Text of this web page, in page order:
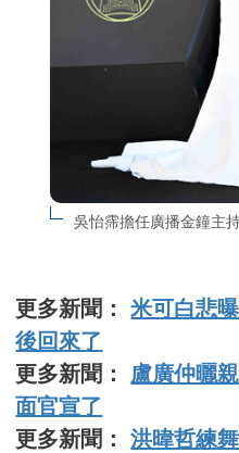
吳怡霈擔任廣播金鐘主
更多新聞：米可白悲
後回來了
更多新聞： 盧廣仲曬
面官宣了
更多新聞：洪暐哲練